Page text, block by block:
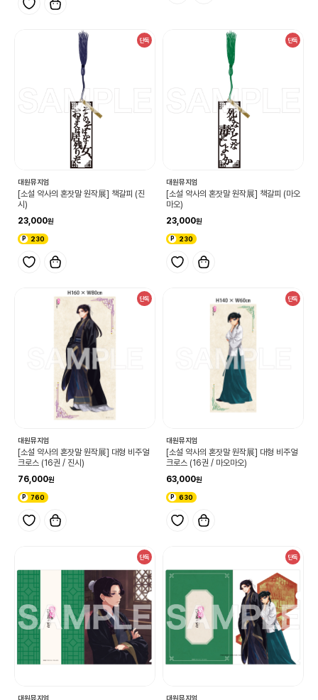
단독
대원뮤지엄
[소설 약사의 혼잣말 원작展] 책갈피 (진
시)
23,000
230
단독
대원뮤지엄
[소설 약사의 혼잣말 원작展] 책갈피 (마오
마오)
23,000
230
단독
대원뮤지엄
[소설 약사의 혼잣말 원작展] 대형 비주얼
크로스 (16권 / 진시)
76,000
760
단독
대원뮤지엄
[소설 약사의 혼잣말 원작展] 대형 비주얼
크로스 (16권 / 마오마오)
63,000
630
단독
대원뮤지엄
단독
대원뮤지엄